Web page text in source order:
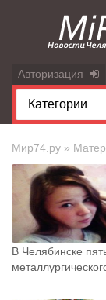
Авторизация
Мир74.ру »
В Челябинске